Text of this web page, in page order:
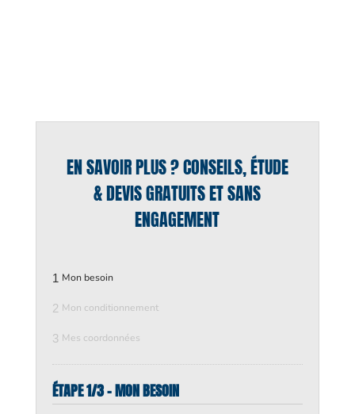
EN SAVOIR PLUS ? CONSEILS, ÉTUDE
& DEVIS GRATUITS ET SANS
ENGAGEMENT
1 Mon besoin
2 Mon conditionnement
3 Mes coordonnées
ÉTAPE 1/3 - MON BESOIN